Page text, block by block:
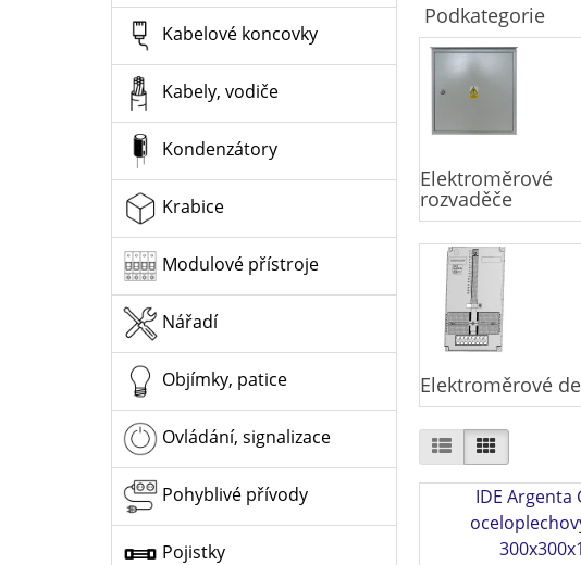
Kabelové koncovky
Kabely, vodiče
Kondenzátory
Krabice
Modulové přístroje
Nářadí
Objímky, patice
Ovládání, signalizace
Pohyblivé přívody
Pojistky
Podkategorie
Elektroměrové
rozvaděče
Elektroměrové
IDE Argenta